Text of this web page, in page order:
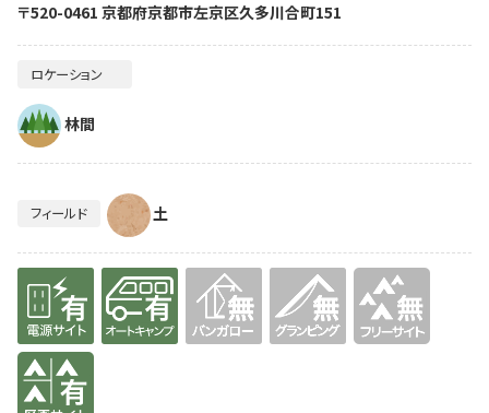
〒520-0461 京都府京都市左京区久多川合町151
ロケーション
林間
フィールド 土
有り 有り
有り